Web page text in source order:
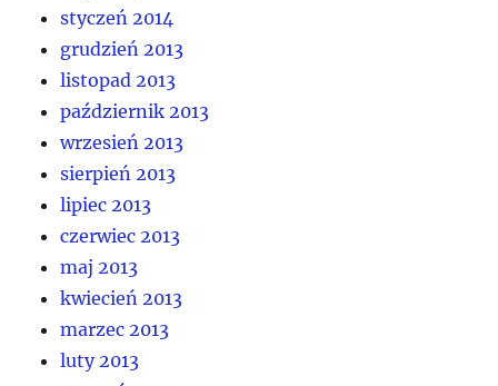
styczeń 2014
grudzień 2013
listopad 2013
październik 2013
wrzesień 2013
sierpień 2013
lipiec 2013
czerwiec 2013
maj 2013
kwiecień 2013
marzec 2013
luty 2013